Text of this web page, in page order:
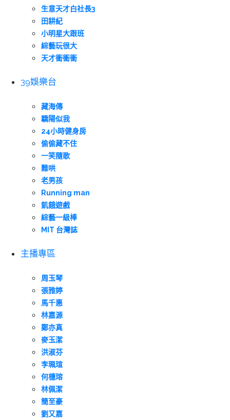
生意天才白社長3
田耕紀
小明星大跟班
綜藝玩很大
天才衝衝衝
39娛樂台
藏海傳
驕陽似我
24小時健身房
偷偷藏不住
一笑隨歌
難哄
老男孩
Running man
飢餓遊戲
綜藝一級棒
MIT 台灣誌
主播專區
周玉琴
張雅婷
馬千惠
林嘉源
鄭亦真
麥玉潔
洪淑芬
李珮瑄
何橞瑢
林佩潔
簡至豪
劉又嘉